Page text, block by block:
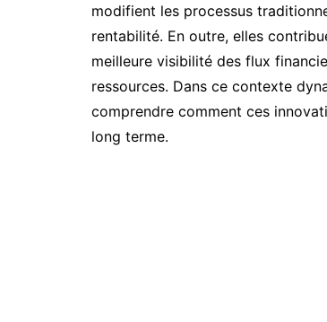
modifient les processus
rentabilité. En outre, elles
meilleure visibilité des flux
ressources. Dans ce contexte
comprendre comment ces
long terme.